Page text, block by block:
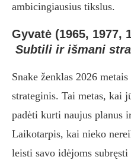
ambicingiausius tikslus.
Gyvatė (1965, 1977,
Subtili ir išmani
Snake ženklas 2026
strateginis. Tai metas, kai
padėti kurti naujus planus
Laikotarpis, kai nieko
leisti savo idėjoms